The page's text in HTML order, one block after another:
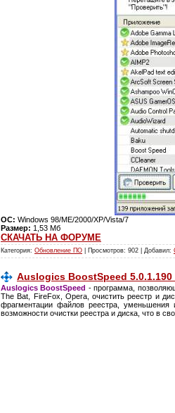
ОС: Windows 98/ME/2000/XP/Vista/7
Размер: 1,53 Мб
СКАЧАТЬ НА ФОРУМЕ
Категория: Обновление ПО | Просмотров: 902 | Добавил:
Auslogics BoostSpeed 5.0.1.190
Auslogics BoostSpeed - программа,
The Bat, FireFox, Opera, очистить реестр и
фрагментации файлов реестра,
возможности очистки реестра и диска, что в